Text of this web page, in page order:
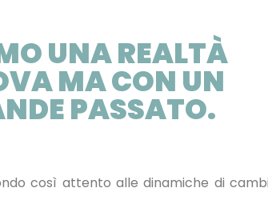
UNA REALTÀ
MA CON UN
PASSATO.
così attento alle dinamiche di